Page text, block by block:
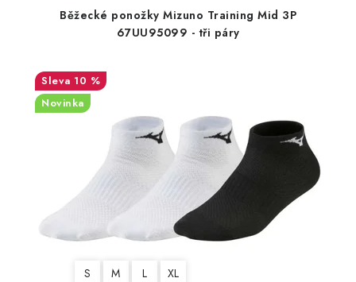
Běžecké ponožky Mizuno Training Mid 3P
67UU95099 - tři páry
10 %
Novinka
S M L XL